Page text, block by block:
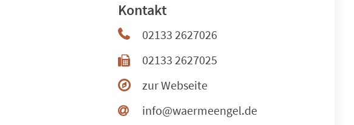
Kontakt
02133 2627026
02133 2627025
zur Webseite
info@waermeengel.de